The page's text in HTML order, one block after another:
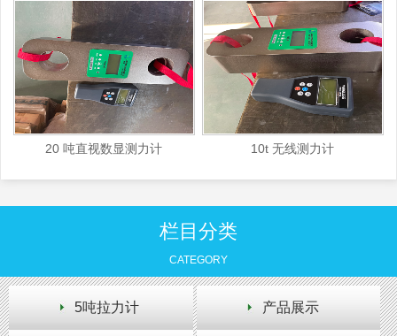
20 吨直视数显测力计 10t 无线测力计
栏目分类
CATEGORY
5吨拉力计 产品展示